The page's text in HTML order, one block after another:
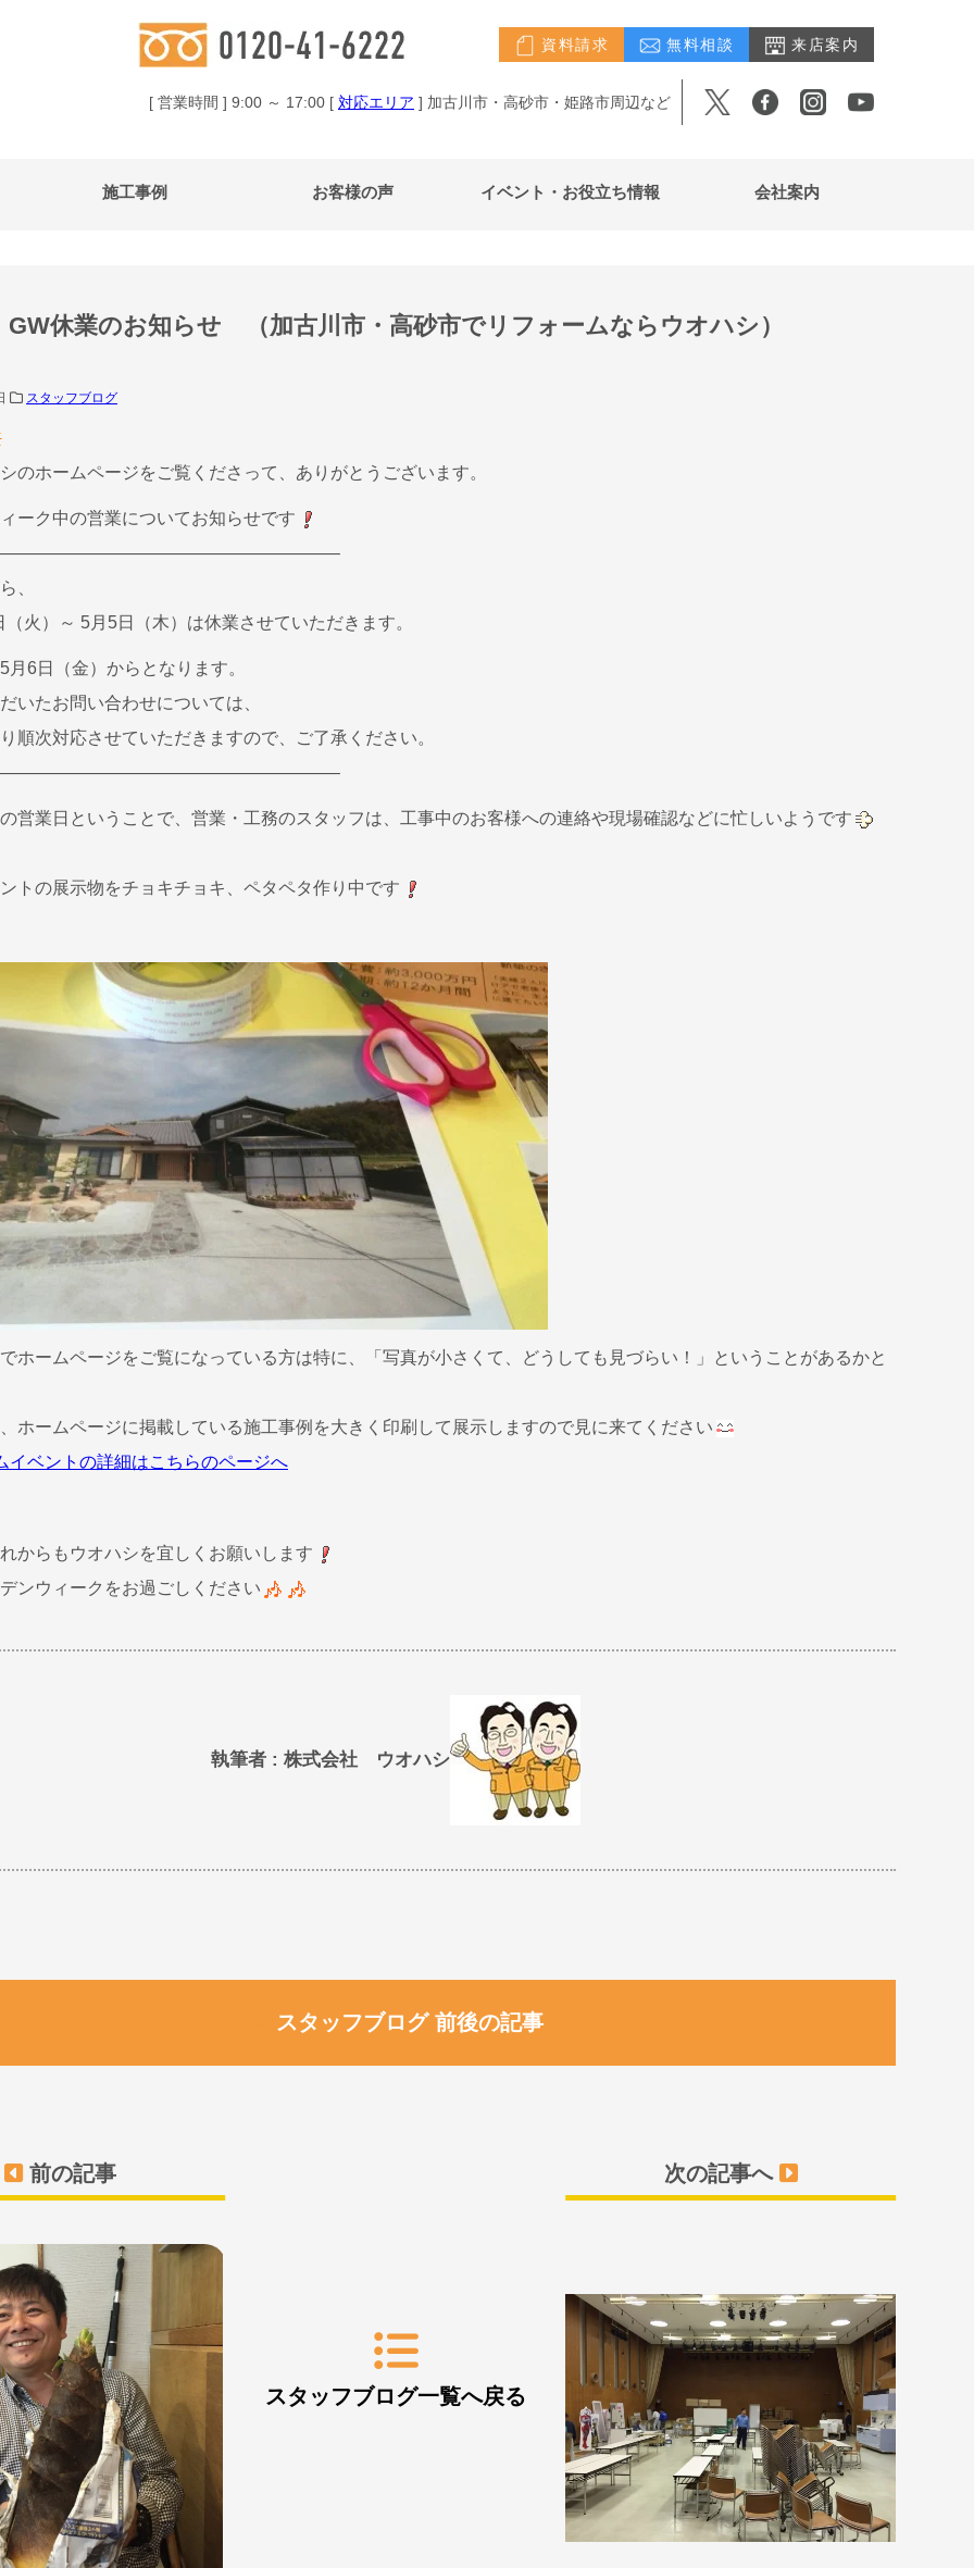
資料請求 無料相談 来店案内
[ 営業時間 ] 9:00 ～ 17:00 [ 対応エリア ] 加古川市・高砂市・姫路市周辺など
施工事例 お客様の声 イベント・お役立ち情報 会社案内
GW休業のお知らせ （加古川市・高砂市でリフォームならウオハシ）
スタッフブログ
のホームページをご覧くださって、ありがとうございます。
ーク中の営業についてお知らせです
、
火）～ 5月5日（木）は休業させていただきます。
月6日（金）からとなります。
いたお問い合わせについては、
順次対応させていただきますので、ご了承ください。
営業日ということで、営業・工務のスタッフは、工事中のお客様への連絡や現場確認などに忙しいようです
トの展示物をチョキチョキ、ペタペタ作り中です
ホームページをご覧になっている方は特に、「写真が小さくて、どうしても見づらい！」ということがあるかと
ホームページに掲載している施工事例を大きく印刷して展示しますので見に来てください
イベントの詳細はこちらのページへ
からもウオハシを宜しくお願いします
ンウィークをお過ごしください
執筆者 : 株式会社 ウオハシ
スタッフブログ 前後の記事
前の記事
スタッフブログ一覧へ戻る
次の記事へ